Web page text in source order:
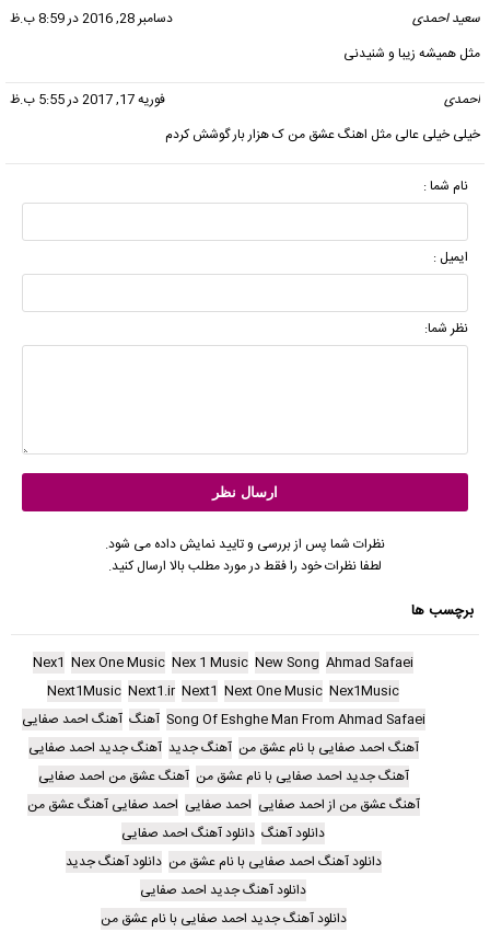
سعید احمدی
دسامبر 28, 2016 در 8:59 ب.ظ
مثل همیشه زیبا و شنیدنی
احمدی
فوریه 17, 2017 در 5:55 ب.ظ
خیلی خیلی عالی مثل اهنگ عشق من ک هزار بار گوشش کردم
نام شما :
ایمیل :
نظر شما:
نظرات شما پس از بررسی و تایید نمایش داده می شود.
لطفا نظرات خود را فقط در مورد مطلب بالا ارسال کنید.
برچسب ها
Ahmad Safaei
New Song
Nex 1 Music
Nex One Music
Nex1
Nex1Music
Next One Music
Next1
Next1.ir
Next1Music
Song Of Eshghe Man From Ahmad Safaei آهنگ آهنگ احمد صفایی
آهنگ احمد صفایی با نام عشق من آهنگ جدید آهنگ جدید احمد صفایی
آهنگ جدید احمد صفایی با نام عشق من آهنگ عشق من احمد صفایی
آهنگ عشق من از احمد صفایی احمد صفایی احمد صفایی آهنگ عشق من
دانلود آهنگ دانلود آهنگ احمد صفایی
دانلود آهنگ احمد صفایی با نام عشق من دانلود آهنگ جدید
دانلود آهنگ جدید احمد صفایی
دانلود آهنگ جدید احمد صفایی با نام عشق من